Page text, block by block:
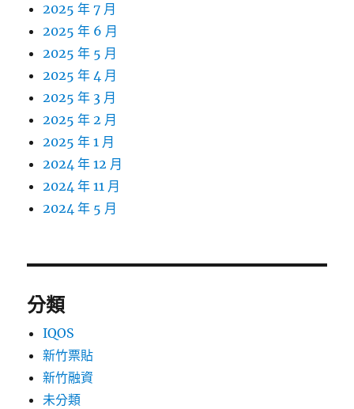
2025 年 7 月
2025 年 6 月
2025 年 5 月
2025 年 4 月
2025 年 3 月
2025 年 2 月
2025 年 1 月
2024 年 12 月
2024 年 11 月
2024 年 5 月
分類
IQOS
新竹票貼
新竹融資
未分類